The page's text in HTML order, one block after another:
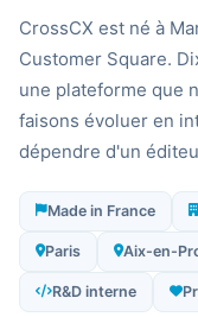
CrossCX est né à
Customer Square.
une plateforme que
faisons évoluer en
dépendre d'un
Made in France
Paris Aix-en-
R&D interne